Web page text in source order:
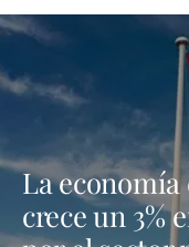
La
crece un 3%